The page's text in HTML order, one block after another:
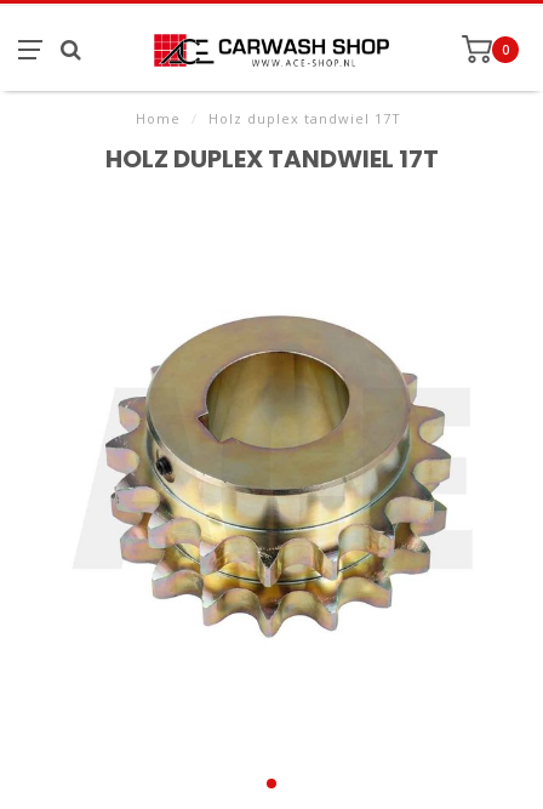
0
Home / Holz duplex tandwiel 17T
HOLZ DUPLEX TANDWIEL 17T